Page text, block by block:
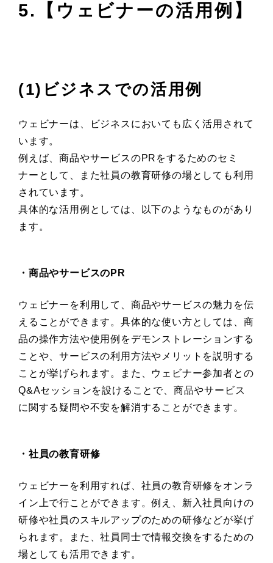
5.【ウェビナーの活用例】
(1)ビジネスでの活用例
ウェビナーは、ビジネスにおいても広く活用されて
います。
例えば、商品やサービスのPRをするためのセミ
ナーとして、また社員の教育研修の場としても利用
されています。
具体的な活用例としては、以下のようなものがあり
ます。
・商品やサービスのPR
ウェビナーを利用して、商品やサービスの魅力を伝
えることができます。具体的な使い方としては、商
品の操作方法や使用例をデモンストレーションする
ことや、サービスの利用方法やメリットを説明する
ことが挙げられます。また、ウェビナー参加者との
Q&Aセッションを設けることで、商品やサービス
に関する疑問や不安を解消することができます。
・社員の教育研修
ウェビナーを利用すれば、社員の教育研修をオンラ
イン上で行ことができます。例え、新入社員向けの
研修や社員のスキルアップのための研修などが挙げ
られます。また、社員同士で情報交換をするための
場としても活用できます。